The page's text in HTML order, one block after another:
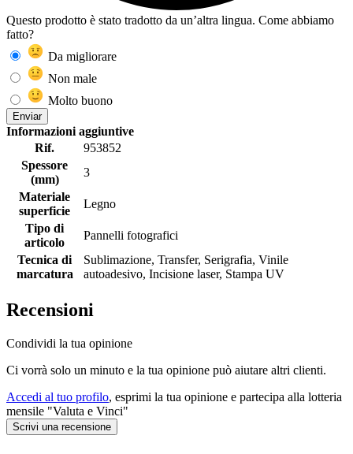
Questo prodotto è stato tradotto da un’altra lingua. Come abbiamo
fatto?
Da migliorare
Non male
Molto buono
Enviar
Informazioni aggiuntive
Rif.
953852
Spessore
(mm)
3
Materiale
superficie
Legno
Tipo di
articolo
Pannelli fotografici
Tecnica di
marcatura
Sublimazione, Transfer, Serigrafia, Vinile
autoadesivo, Incisione laser, Stampa UV
Recensioni
Condividi la tua opinione
Ci vorrà solo un minuto e la tua opinione può aiutare altri clienti.
Accedi al tuo profilo, esprimi la tua opinione e partecipa alla lotteria
mensile "Valuta e Vinci"
Scrivi una recensione